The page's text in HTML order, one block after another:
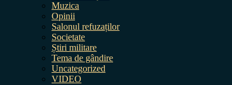
Muzica
Opinii
Salonul refuzaților
Societate
Știri militare
Tema de gândire
Uncategorized
VIDEO